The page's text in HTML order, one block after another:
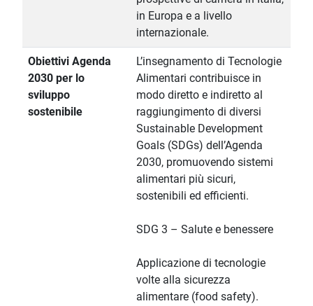
in Europa e a livello
internazionale.
Obiettivi Agenda
2030 per lo
sviluppo
sostenibile
L’insegnamento di Tecnologie
Alimentari contribuisce in
modo diretto e indiretto al
raggiungimento di diversi
Sustainable Development
Goals (SDGs) dell’Agenda
2030, promuovendo sistemi
alimentari più sicuri,
sostenibili ed efficienti.
SDG 3 – Salute e benessere
Applicazione di tecnologie
volte alla sicurezza
alimentare (food safety).